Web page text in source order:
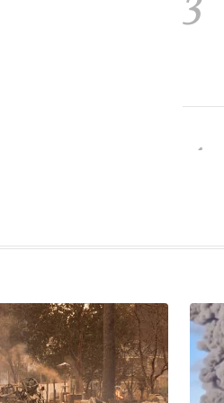
4
5